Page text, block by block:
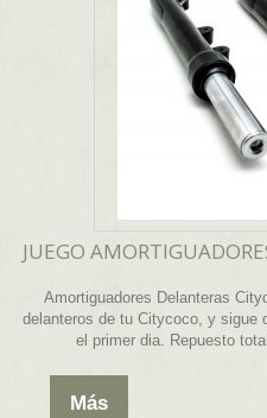
JUEGO
Amortiguadores Delanteras
delanteros de tu Citycoco, y sigue
el primer dia. Repuesto
Más